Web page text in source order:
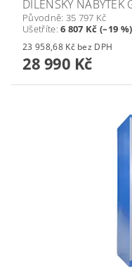
DÍLENSKÝ
Původně: 35 797 Kč
Ušetříte:6 807 Kč (–19 %)
23 958,68 Kč bez DPH
28 990 Kč